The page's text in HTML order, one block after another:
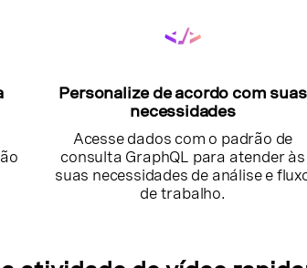
Personalize de acordo com suas
necessidades
Acesse dados com o padrão de
consulta GraphQL para atender às
suas necessidades de análise e
de trabalho.